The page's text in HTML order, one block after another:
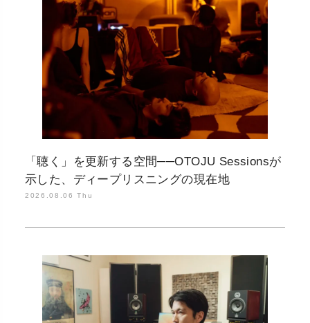
「聴く」を更新する空間──OTOJU Sessionsが
示した、ディープリスニングの現在地
2026.08.06 Thu